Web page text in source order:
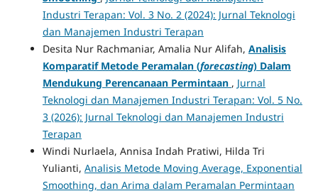
Industri Terapan: Vol. 3 No. 2 (2024): Jurnal Teknologi
dan Manajemen Industri Terapan
Desita Nur Rachmaniar, Amalia Nur Alifah, Analisis
Komparatif Metode Peramalan (forecasting) Dalam
Mendukung Perencanaan Permintaan , Jurnal
Teknologi dan Manajemen Industri Terapan: Vol. 5 No.
3 (2026): Jurnal Teknologi dan Manajemen Industri
Terapan
Windi Nurlaela, Annisa Indah Pratiwi, Hilda Tri
Yulianti, Analisis Metode Moving Average, Exponential
Smoothing, dan Arima dalam Peramalan Permintaan